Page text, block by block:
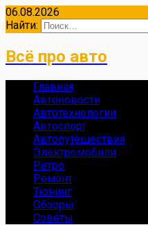
06.08.2026
Найти:
Всё про авто
Главная
Автоновости
Автотехнологии
Автоспорт
Автопутешествия
Электромобили
Ретро
Ремонт
Тюнинг
Обзоры
Советы